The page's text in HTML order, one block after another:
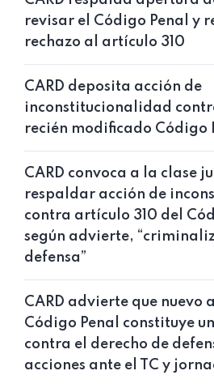
revisar el Código Penal y
rechazo al artículo 310
CARD deposita acción de
inconstitucionalidad
recién modificado Código
CARD convoca a la clase
respaldar acción de
contra artículo 310 del
según advierte,
defensa”
CARD advierte que nuevo
Código Penal constituye
contra el derecho de
acciones ante el TC y